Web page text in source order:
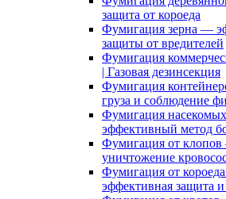
защита от короеда
Фумигация зерна —
защиты от вредителей
Фумигация
| Газовая дезинсекция
Фумигация
груза и соблюдение
Фумигация
эффективный метод
Фумигация от
уничтожение
Фумигация от
эффективная защита